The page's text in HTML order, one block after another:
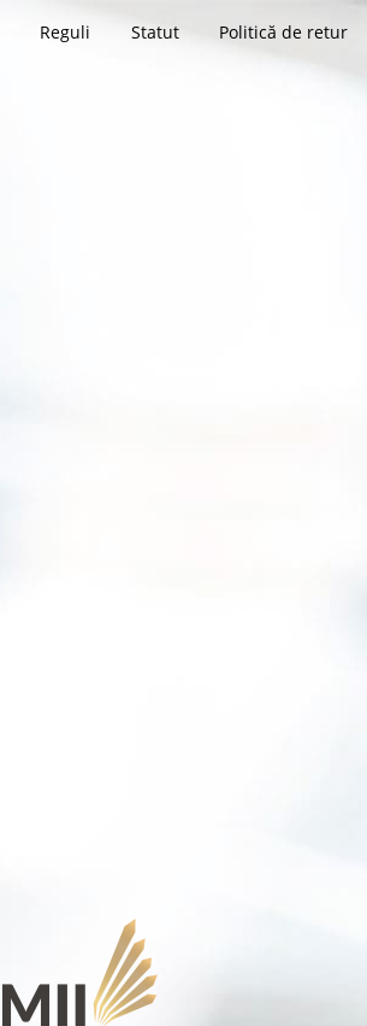
Reguli Statut Politică de retur